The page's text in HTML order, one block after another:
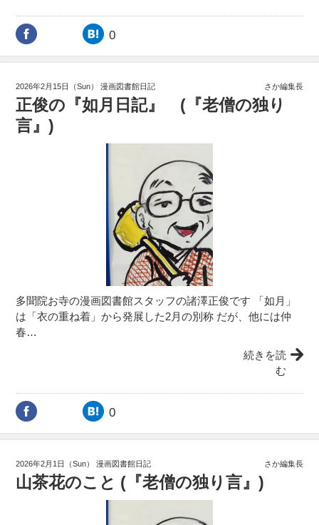
0
2026年2月15日（Sun）漫画図書館日記 さか編集長
正俊の『如月日記』 (『老僧の独り
言』)
多聞院お寺の漫画図書館スタッフの諸澤正俊です 「如月」
は「衣の重ね着」から発展した2月の別称 だが、他には仲
春…
続きを読
む
0
2026年2月1日（Sun）漫画図書館日記 さか編集長
山茶花のこと (『老僧の独り言』)